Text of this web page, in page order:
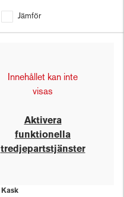
Jämför
Innehållet kan inte
visas
Aktivera
funktionella
tredjepartstjänster
Kask